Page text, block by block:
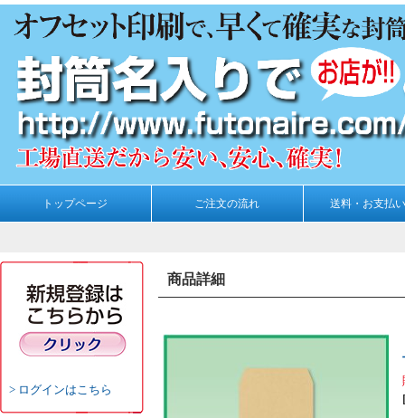
トップページ ご注文の流れ 送料・お支払
ログインはこちら
商品詳細